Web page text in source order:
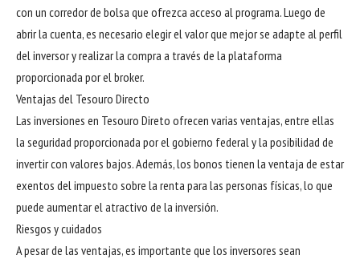
con un corredor de bolsa que ofrezca acceso al programa. Luego de
abrir la cuenta, es necesario elegir el valor que mejor se adapte al perfil
del inversor y realizar la compra a través de la plataforma
proporcionada por el broker.
Ventajas del Tesouro Directo
Las inversiones en Tesouro Direto ofrecen varias ventajas, entre ellas
la seguridad proporcionada por el gobierno federal y la posibilidad de
invertir con valores bajos. Además, los bonos tienen la ventaja de estar
exentos del impuesto sobre la renta para las personas físicas, lo que
puede aumentar el atractivo de la inversión.
Riesgos y cuidados
A pesar de las ventajas, es importante que los inversores sean